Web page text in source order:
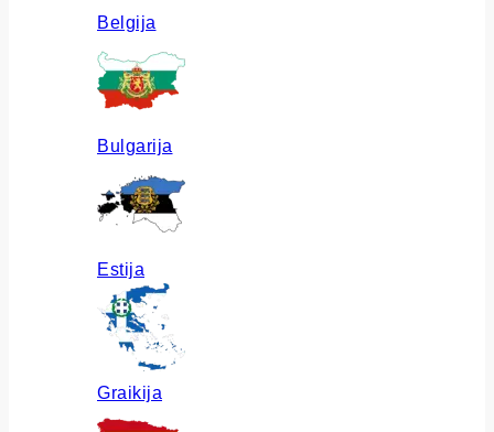
Belgija
Bulgarija
Estija
Graikija